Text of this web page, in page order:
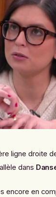
ligne droite
dans
encore en